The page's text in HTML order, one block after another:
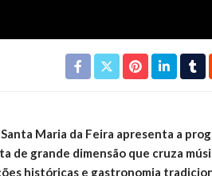
Maria da Feira apresenta a
de grande dimensão que cruza
históricas e gastronomia